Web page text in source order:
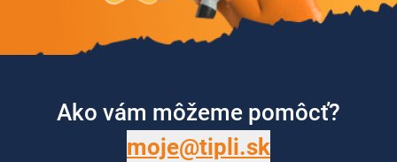
Ako vám môžeme pomôcť?
moje@tipli.sk